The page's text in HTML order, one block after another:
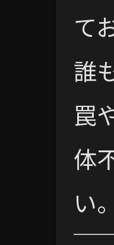
て
誰
罠
体
い